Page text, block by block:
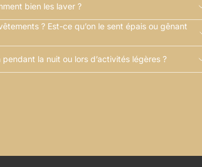
bien les laver ?
? Est-ce qu’on le sent épais ou gênant
la nuit ou lors d’activités légères ?